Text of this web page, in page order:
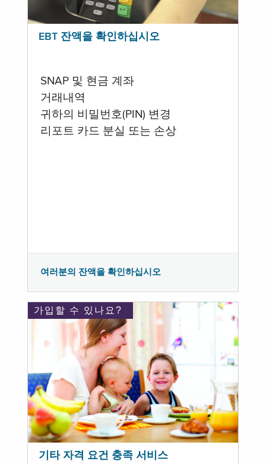
EBT 잔액을 확인하십시오
SNAP 및 현금 계좌
거래내역
귀하의 비밀번호(PIN) 변경
리포트 카드 분실 또는 손상
여러분의 잔액을 확인하십시오
가입할 수 있나요?
기타 자격 요건 충족 서비스